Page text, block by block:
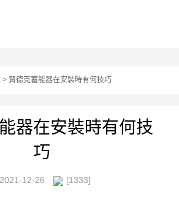
> 賀德克蓄能器在安裝時有何技巧
器在安裝時有何技
巧
2021-12-26 [1333]